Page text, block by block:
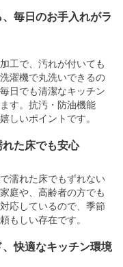
毎日のお手入れがラ
工で、汚れが付いても
濯機で丸洗いできるの
日でも清潔なキッチン
す。抗汚・防油機能
しいポイントです。
た床でも安心
濡れた床でもずれない
庭や、高齢者の方でも
応しているので、季節
もしい存在です。
快適なキッチン環境